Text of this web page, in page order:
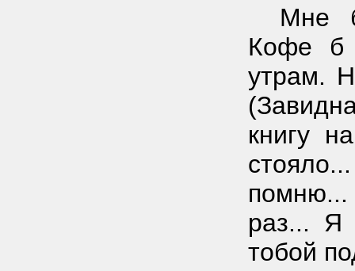
Мне
Кофе б
утрам.
книгу
помню...
раз... Я
тобой